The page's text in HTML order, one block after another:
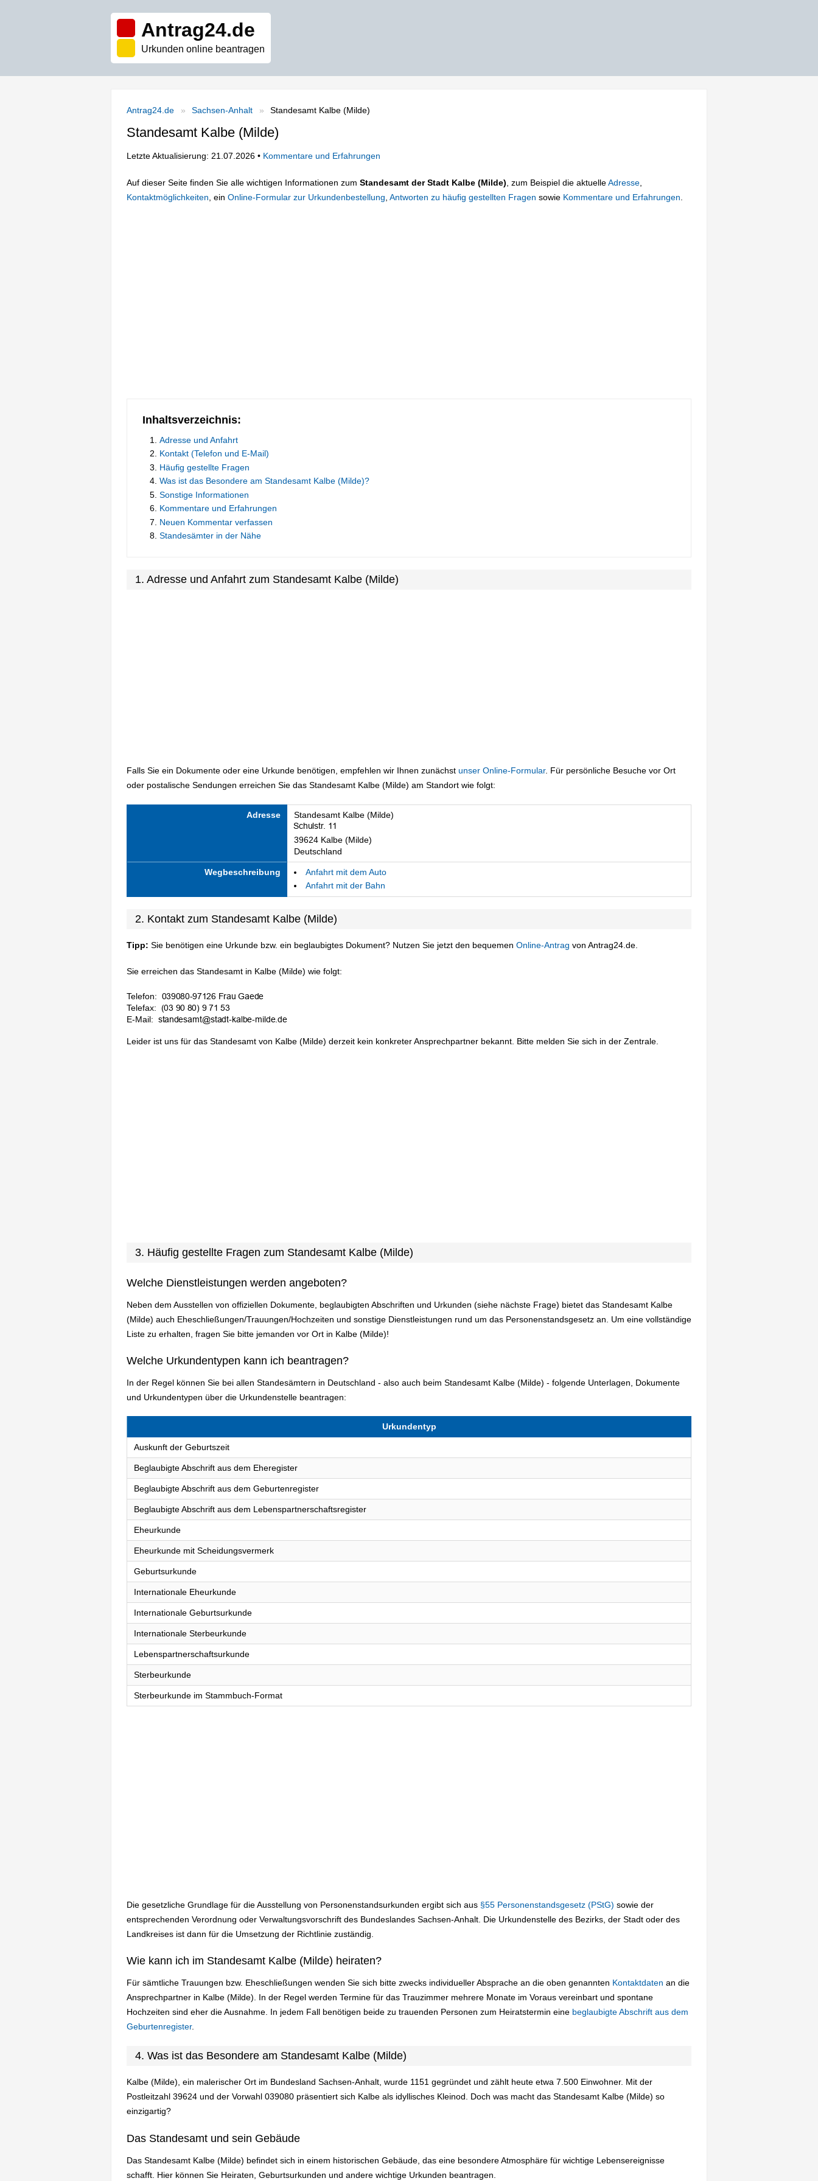
Antrag24.de
Urkunden online beantragen
Antrag24.de Sachsen-Anhalt Standesamt Kalbe (Milde)
Standesamt Kalbe (Milde)
Letzte Aktualisierung: 21.07.2026 • Kommentare und Erfahrungen
Auf dieser Seite finden Sie alle wichtigen Informationen zum Standesamt der Stadt Kalbe (Milde) , zum Beispiel die aktuelleAdresse
Kontaktmöglichkeiten , ein Online-Formular zur Urkundenbestellung Antworten zu häufig gestellten Fragen sowie Kommentare und Erfahrungen
Inhaltsverzeichnis:
Adresse und Anfahrt
Kontakt (Telefon und E-Mail)
Häufig gestellte Fragen
Was ist das Besondere am Standesamt Kalbe (Milde)?
Sonstige Informationen
Kommentare und Erfahrungen
Neuen Kommentar verfassen
Standesämter in der Nähe
1. Adresse und Anfahrt zum Standesamt Kalbe (Milde)
Falls Sie ein Dokumente oder eine Urkunde benötigen, empfehlen wir Ihnen zunächst unser Online-Formular. Für persönliche Besuche vor Ort
oder postalische Sendungen erreichen Sie das Standesamt Kalbe (Milde) am Standort wie folgt:
Adresse Standesamt Kalbe (Milde)
39624 Kalbe (Milde)
Deutschland
Wegbeschreibung
Anfahrt mit dem Auto
Anfahrt mit der Bahn
2. Kontakt zum Standesamt Kalbe (Milde)
Tipp: Sie benötigen eine Urkunde bzw. ein beglaubigtes Dokument? Nutzen Sie jetzt den bequemen Online-Antrag von Antrag24.de.
Sie erreichen das Standesamt in Kalbe (Milde) wie folgt:
Telefon:
Telefax:
E-Mail:
Leider ist uns für das Standesamt von Kalbe (Milde) derzeit kein konkreter Ansprechpartner bekannt. Bitte melden Sie sich in der Zentrale.
3. Häufig gestellte Fragen zum Standesamt Kalbe (Milde)
Welche Dienstleistungen werden angeboten?
Neben dem Ausstellen von offiziellen Dokumente, beglaubigten Abschriften und Urkunden (siehe nächste Frage) bietet das Standesamt Kalbe
(Milde) auch Eheschließungen/Trauungen/Hochzeiten und sonstige Dienstleistungen rund um das Personenstandsgesetz an. Um eine vollständige
Liste zu erhalten, fragen Sie bitte jemanden vor Ort in Kalbe (Milde)!
Welche Urkundentypen kann ich beantragen?
In der Regel können Sie bei allen Standesämtern in Deutschland - also auch beim Standesamt Kalbe (Milde) - folgende Unterlagen, Dokumente
und Urkundentypen über die Urkundenstelle beantragen:
Urkundentyp
Auskunft der Geburtszeit
Beglaubigte Abschrift aus dem Eheregister
Beglaubigte Abschrift aus dem Geburtenregister
Beglaubigte Abschrift aus dem Lebenspartnerschaftsregister
Eheurkunde
Eheurkunde mit Scheidungsvermerk
Geburtsurkunde
Internationale Eheurkunde
Internationale Geburtsurkunde
Internationale Sterbeurkunde
Lebenspartnerschaftsurkunde
Sterbeurkunde
Sterbeurkunde im Stammbuch-Format
Die gesetzliche Grundlage für die Ausstellung von Personenstandsurkunden ergibt sich aus §55 Personenstandsgesetz (PStG) sowie der
entsprechenden Verordnung oder Verwaltungsvorschrift des Bundeslandes Sachsen-Anhalt. Die Urkundenstelle des Bezirks, der Stadt oder des
Landkreises ist dann für die Umsetzung der Richtlinie zuständig.
Wie kann ich im Standesamt Kalbe (Milde) heiraten?
Für sämtliche Trauungen bzw. Eheschließungen wenden Sie sich bitte zwecks individueller Absprache an die oben genannten Kontaktdaten an die
Ansprechpartner in Kalbe (Milde). In der Regel werden Termine für das Trauzimmer mehrere Monate im Voraus vereinbart und spontane
Hochzeiten sind eher die Ausnahme. In jedem Fall benötigen beide zu trauenden Personen zum Heiratstermin eine beglaubigte Abschrift aus dem
Geburtenregister.
4. Was ist das Besondere am Standesamt Kalbe (Milde)
Kalbe (Milde), ein malerischer Ort im Bundesland Sachsen-Anhalt, wurde 1151 gegründet und zählt heute etwa 7.500 Einwohner. Mit der
Postleitzahl 39624 und der Vorwahl 039080 präsentiert sich Kalbe als idyllisches Kleinod. Doch was macht das Standesamt Kalbe (Milde) so
einzigartig?
Das Standesamt und sein Gebäude
Das Standesamt Kalbe (Milde) befindet sich in einem historischen Gebäude, das eine besondere Atmosphäre für wichtige Lebensereignisse
schafft. Hier können Sie Heiraten, Geburtsurkunden und andere wichtige Urkunden beantragen.